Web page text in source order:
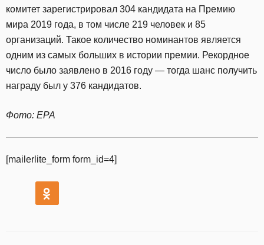
комитет зарегистрировал 304 кандидата на Премию
мира 2019 года, в том числе 219 человек и 85
организаций. Такое количество номинантов является
одним из самых больших в истории премии. Рекордное
число было заявлено в 2016 году — тогда шанс получить
награду был у 376 кандидатов.
Фото: EPA
[mailerlite_form form_id=4]